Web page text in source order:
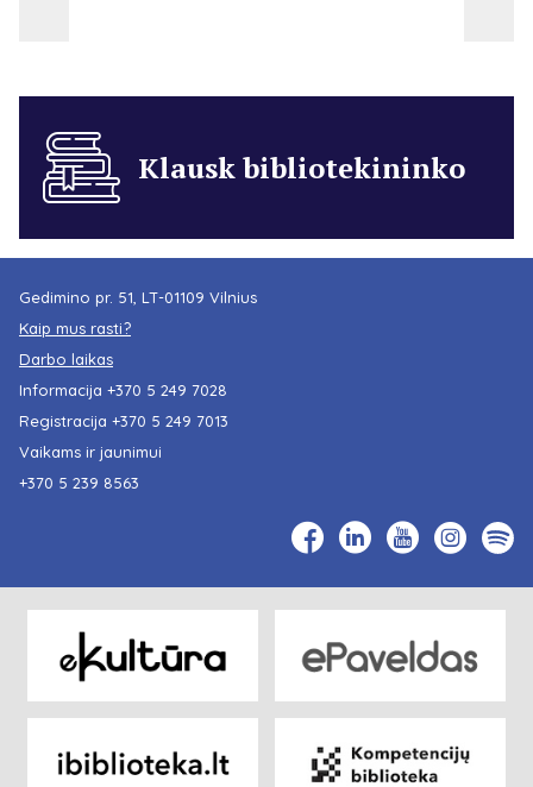
Klausk bibliotekininko
Gedimino pr. 51, LT-01109 Vilnius
Kaip mus rasti?
Darbo laikas
Informacija +370 5 249 7028
Registracija +370 5 249 7013
Vaikams ir jaunimui
+370 5 239 8563